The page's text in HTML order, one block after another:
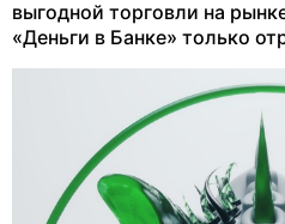
выгодной торговли на
«Деньги в Банке» только